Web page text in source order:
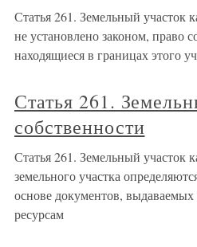
Статья 261. Земельный участок
не установлено законом, право
находящиеся в границах этого
Статья 261.
собственности
Статья 261. Земельный участок
земельного участка
основе документов,
ресурсам